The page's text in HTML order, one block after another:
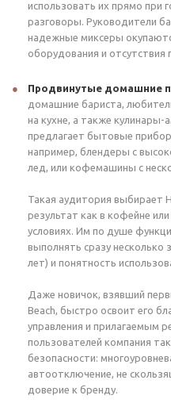
использовать их прямо при
разговоры. Руководители
надежные миксеры
оборудования и отсутствия
Продвинутые домашние
домашние бариста,
на кухне, а также
предлагает бытовые
например, блендеры с
лед, или кофемашины с
Такая аудитория выбирает
результат как в кофейне
условиях. Им по душе
выполнять сразу несколько
лет) и понятность
Даже новичок, взявший
Beach, быстро освоит его
управления и прилагаемым
пользователей компания
безопасности:
автоотключение, не
доверие к бренду.